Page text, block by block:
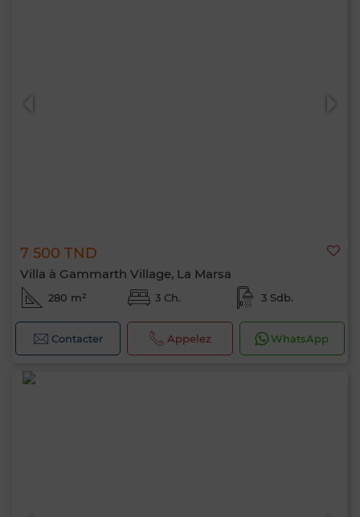
7 500 TND
Villa à Gammarth Village, La Marsa
280 m² 3 Ch. 3 Sdb.
Contacter Appelez WhatsApp